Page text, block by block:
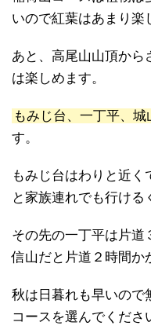
いので紅葉はあまり楽
あと、高尾山山頂から
は楽しめます。
もみじ台、一丁平、
す。
もみじ台はわりと近
と家族連れでも行ける
その先の一丁平は片道
信山だと片道２時間か
秋は日暮れも早いので
コースを選んでくださ